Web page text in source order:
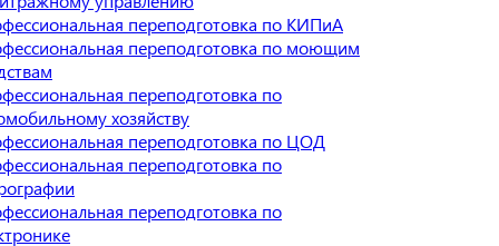
переподготовка по КИПиА
переподготовка по моющим
переподготовка по
хозяйству
переподготовка по ЦОД
переподготовка по
переподготовка по